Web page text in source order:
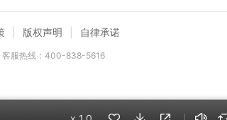
版权声明 自律承诺
客服热线：400-838-5616